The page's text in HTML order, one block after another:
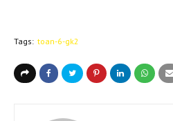
Tags: toan-6-gk2